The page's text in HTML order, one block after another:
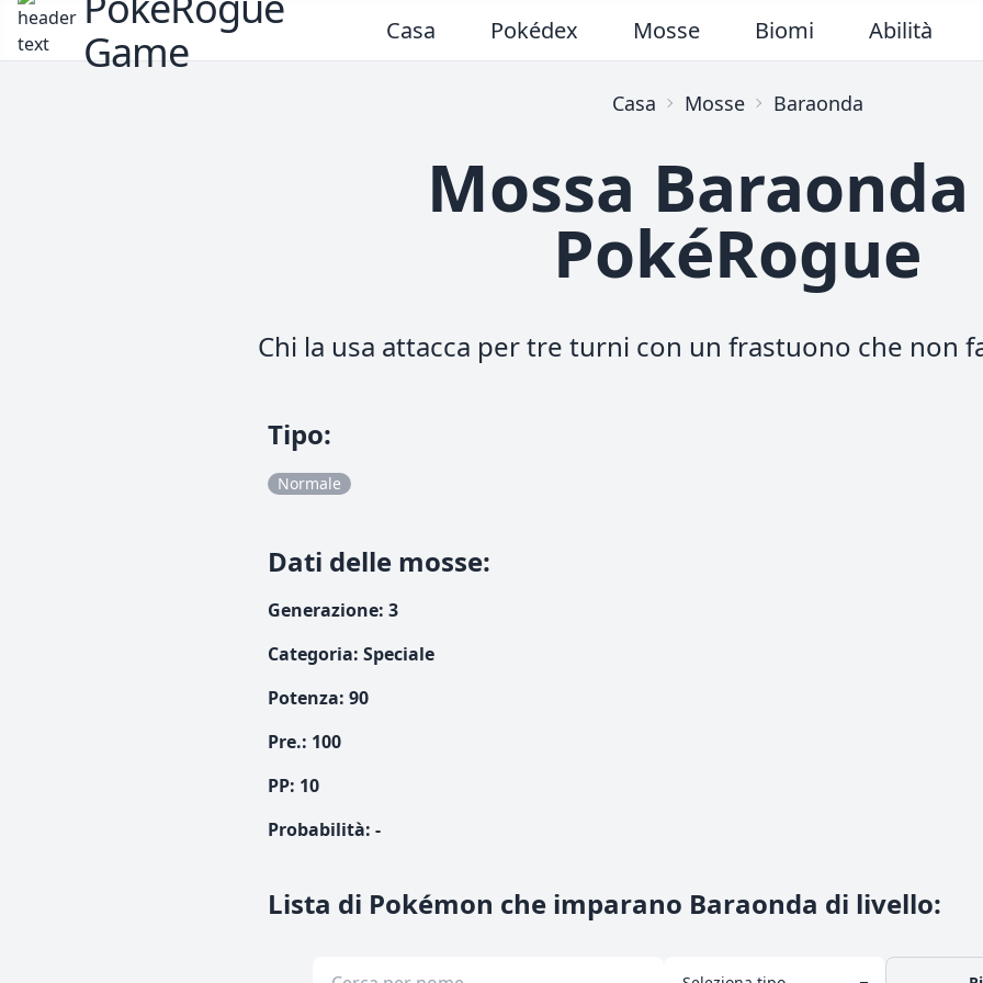
Game
Casa Pokédex Mosse Biomi Abilità
Casa Mosse Baraonda
Mossa
PokéRogue
Chi la usa attacca per tre turni con un frastuono che non
Tipo:
Normale
Dati delle mosse:
Generazione: 3
Categoria: Speciale
Potenza: 90
Pre.: 100
PP: 10
Probabilità: -
Lista di Pokémon che imparano Baraonda di livello: